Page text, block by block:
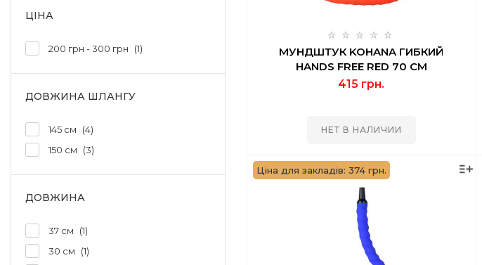
ЦІНА
200 грн - 300 грн 1
ДОВЖИНА ШЛАНГУ
145 см
4
150 см
3
ДОВЖИНА
30 см 1
37 см 1
МУНДШТУК KOHANA ГИБКИЙ
HANDS FREE RED 70 СМ
415 грн.
НЕТ В НАЛИЧИИ
Ціна для закладів: 374 грн.